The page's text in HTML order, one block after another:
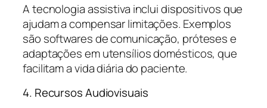
A tecnologia assistiva inclui dispositivos que
ajudam a compensar limitações. Exemplos
são softwares de comunicação, próteses e
adaptações em utensílios domésticos, que
facilitam a vida diária do paciente.
4. Recursos Audiovisuais